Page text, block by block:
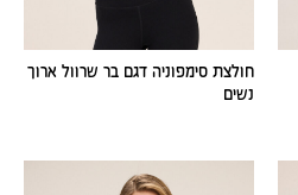
חולצת סימפוניה דגם בר שרוול ארוך
נשים